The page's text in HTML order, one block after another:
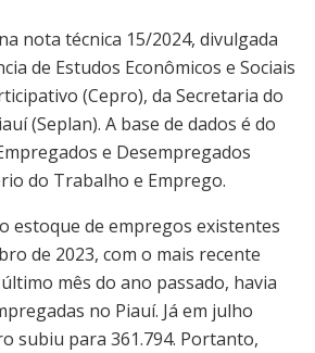
nota técnica 15/2024, divulgada
de Estudos Econômicos e Sociais
(Cepro), da Secretaria do
(Seplan). A base de dados é do
e Desempregados
do Trabalho e Emprego.
estoque de empregos existentes
de 2023, com o mais recente
mês do ano passado, havia
no Piauí. Já em julho
subiu para 361.794. Portanto,